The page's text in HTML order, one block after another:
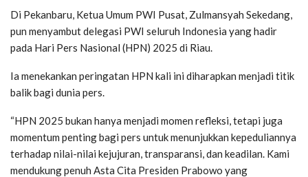
Di Pekanbaru, Ketua Umum PWI Pusat, Zulmansyah Sekedang,
pun menyambut delegasi PWI seluruh Indonesia yang hadir
pada Hari Pers Nasional (HPN) 2025 di Riau.
Ia menekankan peringatan HPN kali ini diharapkan menjadi titik
balik bagi dunia pers.
“HPN 2025 bukan hanya menjadi momen refleksi, tetapi juga
momentum penting bagi pers untuk menunjukkan kepeduliannya
terhadap nilai-nilai kejujuran, transparansi, dan keadilan. Kami
mendukung penuh Asta Cita Presiden Prabowo yang